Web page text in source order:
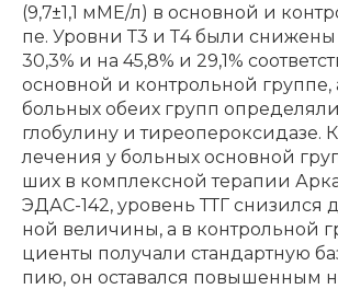
(9,7±1,1 мМЕ/л) в основ­ной и
пе. Уров­ни Т3 и Т4 бы­ли сни­же­ны
30,3% и на 45,8% и 29,1%
основ­ной и кон­троль­ной груп­пе,
боль­ных обе­их групп
гло­бу­ли­ну и ти­ре­о­пе­рок­си­да­зе.
ле­че­ния у боль­ных основ­ной
ших в ком­плекс­ной те­ра­пии
ЭДАС-142, уро­вень ТТГ сни­зил­ся
ной ве­ли­чи­ны, а в кон­троль­ной
ци­ен­ты по­лу­ча­ли стан­дарт­ную
пию, он оста­вал­ся по­вы­шен­ным